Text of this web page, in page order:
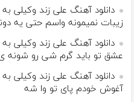
دانلود آهنگ علی زند وکیلی
زيبات نمیمونه واسم حتی یه
دانلود آهنگ علی زند وکیلی به
عشق تو باید گرم شی رو شونه
دانلود آهنگ علی زند وکیلی به
آغوش خودم پای تو وا شه